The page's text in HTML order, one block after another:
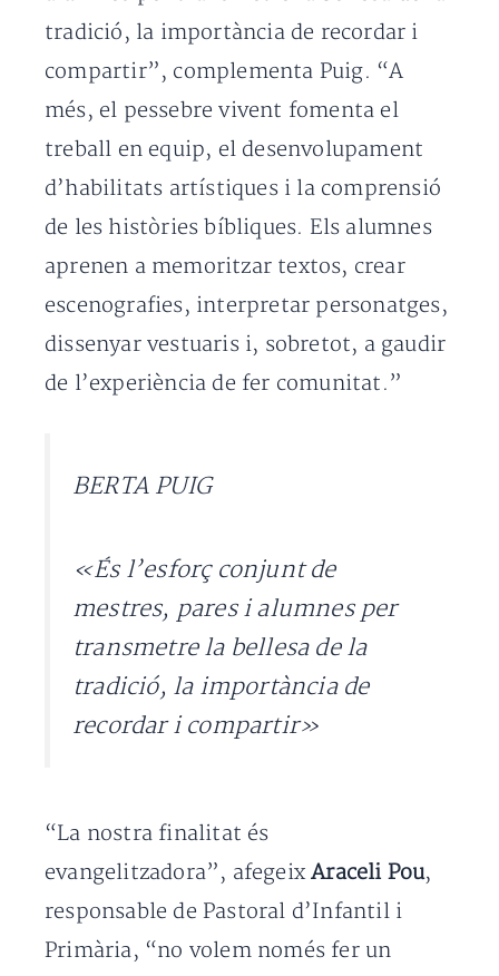
tradició, la importància de recordar i
compartir”, complementa Puig. “A
més, el pessebre vivent fomenta el
treball en equip, el desenvolupament
d’habilitats artístiques i la comprensió
de les històries bíbliques. Els alumnes
aprenen a memoritzar textos, crear
escenografies, interpretar personatges,
dissenyar vestuaris i, sobretot, a gaudir
de l’experiència de fer comunitat.”
BERTA PUIG
«És l’esforç conjunt de
mestres, pares i alumnes per
transmetre la bellesa de la
tradició, la importància de
recordar i compartir»
“La nostra finalitat és
evangelitzadora”, afegeixAraceli Pou,
responsable de Pastoral d’Infantil i
Primària, “no volem només fer un